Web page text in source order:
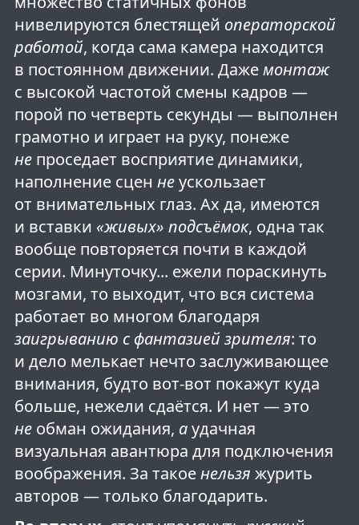
нивелируются блестящей операторской
работой, когда сама камера находится
в постоянном движении. Дажемонтаж
с высокой частотой смены кадров —
порой по четверть секунды — выполнен
грамотно и играет на руку, понеже
непроседает восприятие динамики,
наполнение сцен неускользает
от внимательных глаз. Ах да, имеются
и вставки «живых» подсъёмок, одна так
вообще повторяется почти в каждой
серии. Минуточку... ежели пораскинуть
мозгами, то выходит, что вся система
работает во многом благодаря
заигрыванию с фантазией зрителя: то
и дело мелькает нечто заслуживающее
внимания, будто вот-вот покажут куда
больше, нежели сдаётся. И нет — это
необман ожидания, аудачная
визуальная авантюра для подключения
воображения. За такоенельзя журить
авторов — только благодарить.